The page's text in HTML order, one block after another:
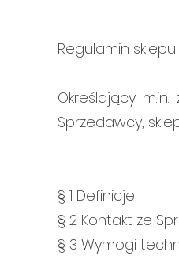
Regulamin
Określający
Sprzedawcy,
§ 1 Definicje
§ 2 Kontakt ze
§ 3 Wymogi